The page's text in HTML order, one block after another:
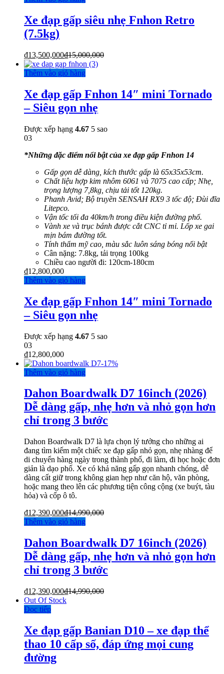
Xe đạp gấp siêu nhẹ Fnhon Retro
(7.5kg)
₫13,500,000₫15,000,000
Thêm vào giỏ hàng
Xe đạp gấp Fnhon 14″ mini Tornado
– Siêu gọn nhẹ
Được xếp hạng 4.67 5 sao
03
*Những đặc điểm nổi bật của xe đạp gấp Fnhon 14
Gấp gọn dễ dàng, kích thước gấp là 65x35x53cm.
Chất liệu hợp kim nhôm 6061 và 7075 cao cấp; Nhẹ,
trọng lượng 7,8kg, chịu tải tốt 120kg.
Phanh Avid; Bộ truyền SENSAH RX9 3 tốc độ; Đùi đĩa
Litepco.
Vận tốc tối đa 40km/h trong điều kiện đường phố.
Vành xe và trục bánh được cắt CNC tỉ mỉ. Lốp xe gai
mịn bám đường tốt.
Tính thẩm mỹ cao, màu sắc luôn sáng bóng nổi bật
Cân nặng: 7.8kg, tải trọng 100kg
Chiều cao người đi: 120cm-180cm
₫12,800,000
Thêm vào giỏ hàng
Xe đạp gấp Fnhon 14″ mini Tornado
– Siêu gọn nhẹ
Được xếp hạng 4.67 5 sao
03
₫12,800,000
-17%
Thêm vào giỏ hàng
Dahon Boardwalk D7 16inch (2026)
Dễ dàng gấp, nhẹ hơn và nhỏ gọn hơn
chỉ trong 3 bước
Dahon Boardwalk D7 là lựa chọn lý tưởng cho những ai
đang tìm kiếm một chiếc xe đạp gấp nhỏ gọn, nhẹ nhàng để
di chuyển hàng ngày trong thành phố, đi làm, đi học hoặc đơn
giản là dạo phố. Xe có khả năng gấp gọn nhanh chóng, dễ
dàng cất giữ trong không gian hẹp như căn hộ, văn phòng,
hoặc mang theo lên các phương tiện công cộng (xe buýt, tàu
hỏa) và cốp ô tô.
₫12,390,000₫14,990,000
Thêm vào giỏ hàng
Dahon Boardwalk D7 16inch (2026)
Dễ dàng gấp, nhẹ hơn và nhỏ gọn hơn
chỉ trong 3 bước
₫12,390,000₫14,990,000
Out Of Stock
Đọc tiếp
Xe đạp gấp Banian D10 – xe đạp thể
thao 10 cấp số, đáp ứng mọi cung
đường